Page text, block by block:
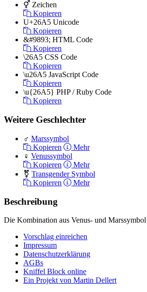
⚥ Zeichen
Kopieren
U+26A5 Unicode
Kopieren
&#9893; HTML Code
Kopieren
\26A5 CSS Code
Kopieren
\u26A5 JavaScript Code
Kopieren
\u{26A5} PHP / Ruby Code
Kopieren
Weitere Geschlechter
♂ Marssymbol
Kopieren
Mehr
♀ Venussymbol
Kopieren
Mehr
⚧ Transgender Symbol
Kopieren
Mehr
Beschreibung
Die Kombination aus Venus- und
Vorschlag einreichen
Impressum
Datenschutzerklärung
AGBs
Kniffel Block online
Ein Projekt von Martin Dellert